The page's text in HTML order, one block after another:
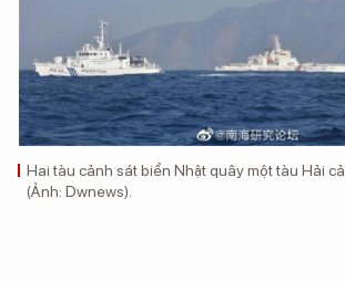
Hai tàu cảnh sát biển Nhật quây một tàu Hải
(Ảnh: Dwnews).